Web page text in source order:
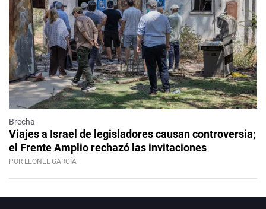
Brecha
Viajes a Israel de legisladores causan controversia;
el Frente Amplio rechazó las invitaciones
POR LEONEL GARCÍA